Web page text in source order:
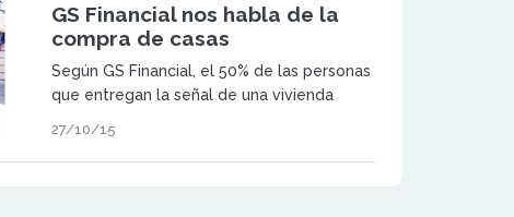
GS Financial nos habla de la
compra de casas
Según GS Financial, el 50% de las personas
que entregan la señal de una vivienda
27/10/15